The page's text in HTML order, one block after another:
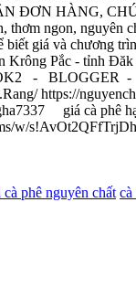
ĐƠN
ngon, nguyên
giá và chương
Pắc - tỉnh
-
https://
giá cà phê
w/
cà phê nguyên chất cà